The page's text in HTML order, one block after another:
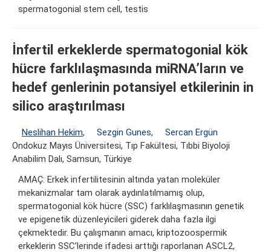
spermatogonial stem cell, testis
İnfertil erkeklerde spermatogonial kök
hücre farklılaşmasında miRNA’ların ve
hedef genlerinin potansiyel etkilerinin in
silico araştırılması
Neslihan Hekim, Sezgin Gunes,
Sercan Ergün
Ondokuz Mayıs Üniversitesi, Tıp Fakültesi, Tıbbi Biyoloji
Anabilim Dalı, Samsun, Türkiye
AMAÇ: Erkek infertilitesinin altında yatan moleküler
mekanizmalar tam olarak aydınlatılmamış olup,
spermatogonial kök hücre (SSC) farklılaşmasının genetik
ve epigenetik düzenleyicileri giderek daha fazla ilgi
çekmektedir. Bu çalışmanın amacı, kriptozoospermik
erkeklerin SSC’lerinde ifadesi arttığı raporlanan ASCL2,